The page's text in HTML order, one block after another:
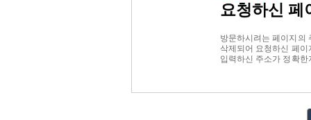
요청하신 페
방문하시려는 페이지의
삭제되어 요청하신 페
입력하신 주소가 정확